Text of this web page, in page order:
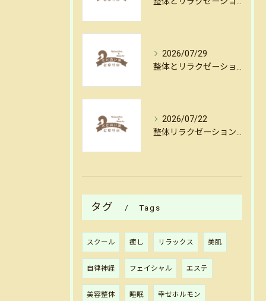
2026/07/29
2026/07/22
タグ Tags
スクール 癒し リラックス 美肌
自律神経 フェイシャル エステ
美容整体 睡眠 幸せホルモン